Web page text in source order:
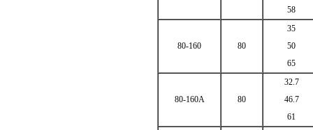
58
80-160 80
35
50
65
80-160A 80
32.7
46.7
61